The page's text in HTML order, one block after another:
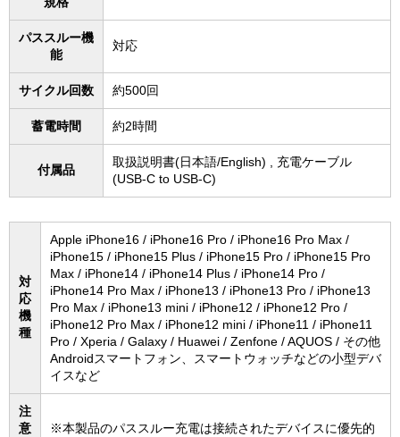
パススルー機
能
対応
サイクル回数 約500回
蓄電時間 約2時間
付属品
取扱説明書(日本語/English) , 充電ケーブル
(USB-C to USB-C)
対
応
機
種
Apple iPhone16 / iPhone16 Pro / iPhone16 Pro Max /
iPhone15 / iPhone15 Plus / iPhone15 Pro / iPhone15 Pro
Max / iPhone14 / iPhone14 Plus / iPhone14 Pro /
iPhone14 Pro Max / iPhone13 / iPhone13 Pro / iPhone13
Pro Max / iPhone13 mini / iPhone12 / iPhone12 Pro /
iPhone12 Pro Max / iPhone12 mini / iPhone11 / iPhone11
Pro / Xperia / Galaxy / Huawei / Zenfone / AQUOS / その他
Androidスマートフォン、スマートウォッチなどの小型デバ
イスなど
注
意
※本製品のパススルー充電は接続されたデバイスに優先的